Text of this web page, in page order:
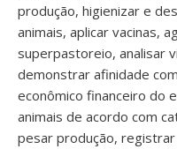
produção, higienizar e
animais, aplicar vacinas,
superpastoreio, analisar
demonstrar afinidade
econômico financeiro do
animais de acordo com
pesar produção,